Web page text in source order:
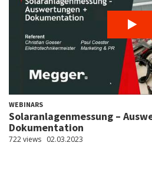
WEBINARS
Solaranlagenmessung –
Dokumentation
722 views 02.03.2023